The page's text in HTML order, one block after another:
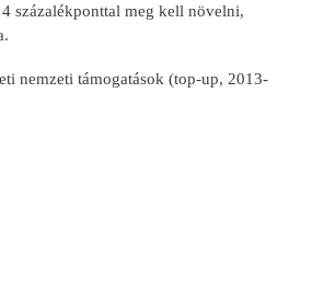
százalékponttal meg kell növelni,
nemzeti támogatások (top-up, 2013-